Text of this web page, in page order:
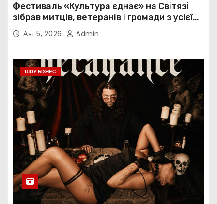
Фестиваль «Культура єднає» на Світязі
зібрав митців, ветеранів і громади з усієї
України
Авг 5, 2026 Admin
ШОУ БІЗНЕС